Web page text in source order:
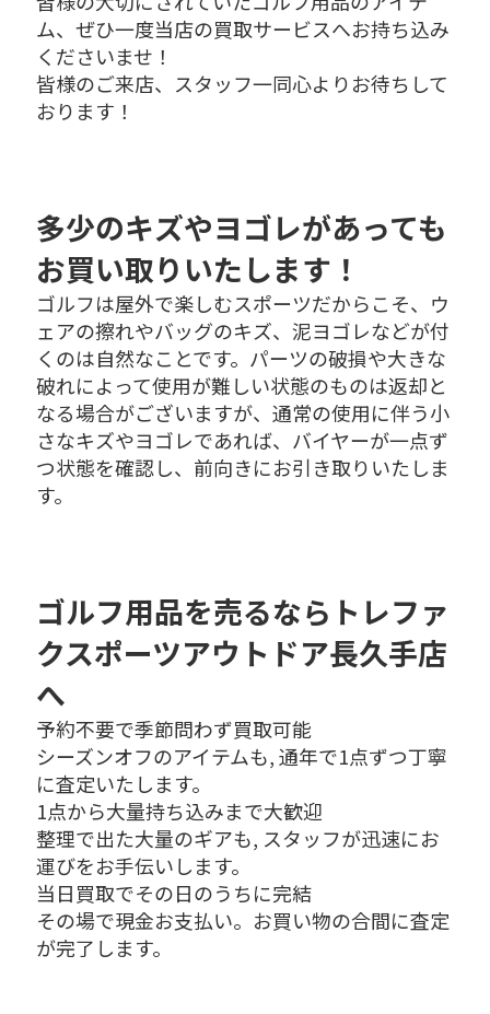
ム、ぜひ一度当店の買取サービスへお持ち込み
くださいませ！
皆様のご来店、スタッフ一同心よりお待ちして
おります！
多少のキズやヨゴレがあっても
お買い取りいたします！
ゴルフは屋外で楽しむスポーツだからこそ、ウ
ェアの擦れやバッグのキズ、泥ヨゴレなどが付
くのは自然なことです。パーツの破損や大きな
破れによって使用が難しい状態のものは返却と
なる場合がございますが、通常の使用に伴う小
さなキズやヨゴレであれば、バイヤーが一点ず
つ状態を確認し、前向きにお引き取りいたしま
す。
ゴルフ用品を売るならトレファ
クスポーツアウトドア長久手店
へ
予約不要で季節問わず買取可能
シーズンオフのアイテムも, 通年で1点ずつ丁寧
に査定いたします。
1点から大量持ち込みまで大歓迎
整理で出た大量のギアも, スタッフが迅速にお
運びをお手伝いします。
当日買取でその日のうちに完結
その場で現金お支払い。お買い物の合間に査定
が完了します。